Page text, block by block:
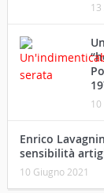
13
10
Enrico
sensibilità
10 Giugno 2021